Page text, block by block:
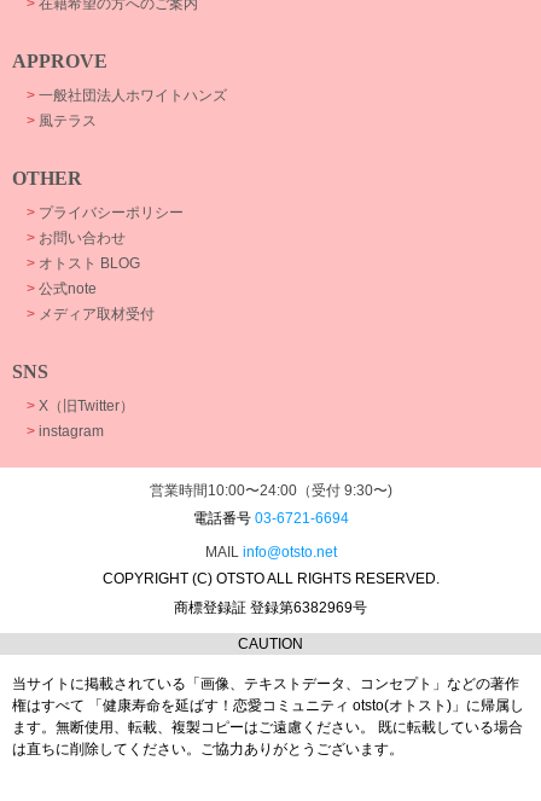
APPROVE
> 一般社団法人ホワイトハンズ
> 風テラス
OTHER
> プライバシーポリシー
> お問い合わせ
> オトスト BLOG
> 公式note
> メディア取材受付
SNS
> X（旧Twitter）
> instagram
営業時間10:00〜24:00（受付 9:30〜)
電話番号 03-6721-6694
MAIL info@otsto.net
COPYRIGHT (C) OTSTO ALL RIGHTS RESERVED.
商標登録証 登録第6382969号
CAUTION
当サイトに掲載されている「画像、テキストデータ、コンセプト」などの著作
権はすべて 「健康寿命を延ばす！恋愛コミュニティ otsto(オトスト)」に帰属し
ます。 無断使用、転載、複製コピーはご遠慮ください。
既に転載している場合
は直ちに削除してください。ご協力ありがとうございます。